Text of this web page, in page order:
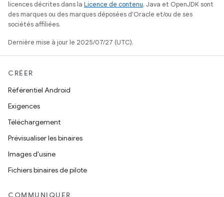
licences décrites dans la Licence de contenu. Java et OpenJDK sont
des marques ou des marques déposées d'Oracle et/ou de ses
sociétés affiliées.
Dernière mise à jour le 2025/07/27 (UTC).
CRÉER
Référentiel Android
Exigences
Téléchargement
Prévisualiser les binaires
Images d'usine
Fichiers binaires de pilote
COMMUNIQUER